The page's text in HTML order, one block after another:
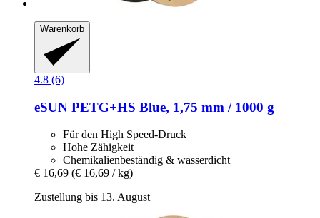
Warenkorb
4.8 (6)
eSUN PETG+HS Blue, 1,75 mm / 1000 g
Für den High Speed-Druck
Hohe Zähigkeit
Chemikalienbeständig & wasserdicht
€ 16,69 (€ 16,69 / kg)
Zustellung bis 13. August